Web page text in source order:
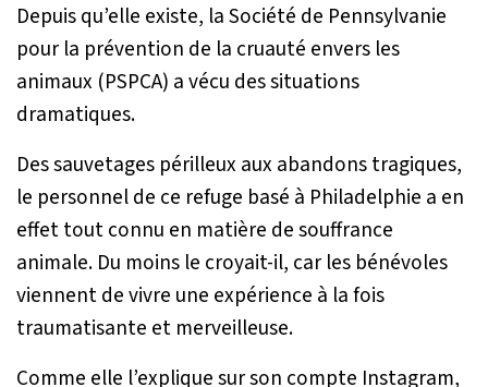
Depuis qu’elle existe, la Société de Pennsylvanie
pour la prévention de la cruauté envers les
animaux (PSPCA) a vécu des situations
dramatiques.
Des sauvetages périlleux aux abandons tragiques,
le personnel de ce refuge basé à Philadelphie a en
effet tout connu en matière de souffrance
animale. Du moins le croyait-il, car les bénévoles
viennent de vivre une expérience à la fois
traumatisante et merveilleuse.
Comme elle l’explique sur son compte Instagram,